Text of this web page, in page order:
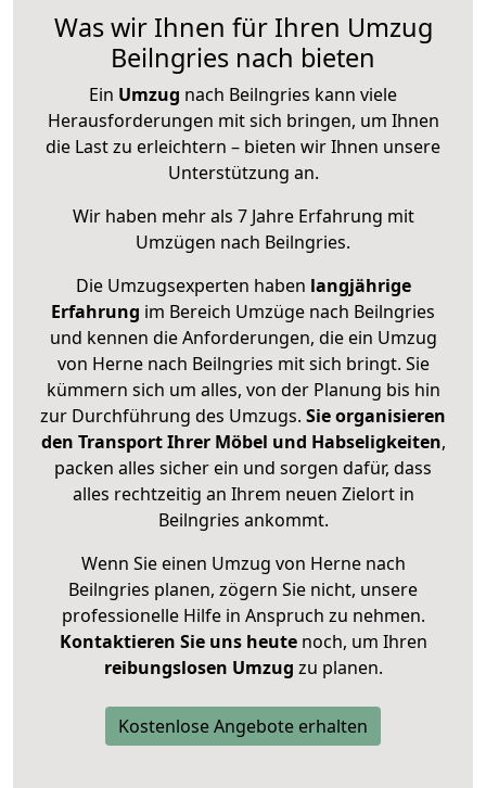
Was wir Ihnen für Ihren Umzug
Beilngries nach bieten
Ein Umzug nach Beilngries kann viele
Herausforderungen mit sich bringen, um Ihnen
die Last zu erleichtern – bieten wir Ihnen unsere
Unterstützung an.
Wir haben mehr als 7 Jahre Erfahrung mit
Umzügen nach Beilngries.
Die Umzugsexperten haben langjährige
Erfahrung im Bereich Umzüge nach Beilngries
und kennen die Anforderungen, die ein Umzug
von Herne nach Beilngries mit sich bringt. Sie
kümmern sich um alles, von der Planung bis hin
zur Durchführung des Umzugs. Sie organisieren
den Transport Ihrer Möbel und Habseligkeiten,
packen alles sicher ein und sorgen dafür, dass
alles rechtzeitig an Ihrem neuen Zielort in
Beilngries ankommt.
Wenn Sie einen Umzug von Herne nach
Beilngries planen, zögern Sie nicht, unsere
professionelle Hilfe in Anspruch zu nehmen.
Kontaktieren Sie uns heutenoch, um Ihren
reibungslosen Umzug zu planen.
Kostenlose Angebote erhalten